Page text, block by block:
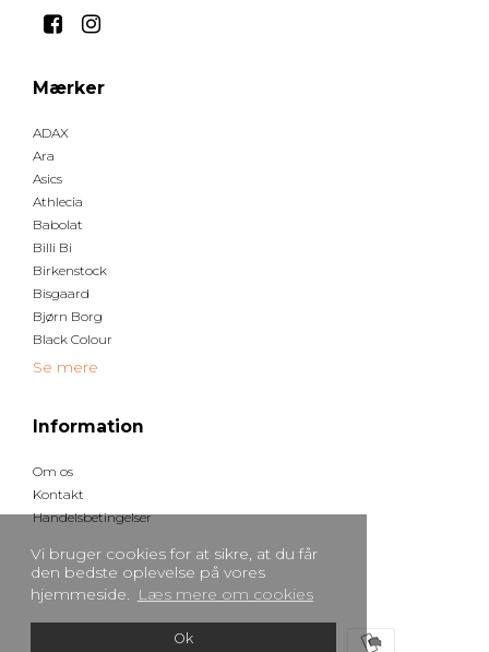
Vi bruger cookies for at sikre, at du får
den bedste oplevelse på vores
hjemmeside. Læs mere om cookies
Ok
Mærker
ADAX
Ara
Asics
Athlecia
Babolat
Billi Bi
Birkenstock
Bisgaard
Bjørn Borg
Black Colour
Se mere
Information
Om os
Kontakt
Handelsbetingelser